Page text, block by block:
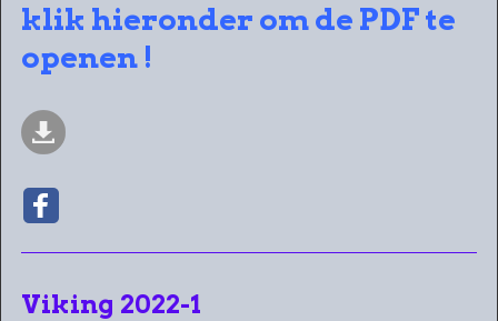
klik hieronder om de PDF te
openen !
Viking 2022-1